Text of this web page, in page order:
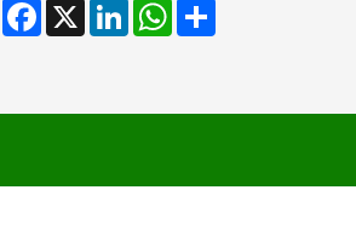
Facebook
X LinkedInWhatsApp
Share